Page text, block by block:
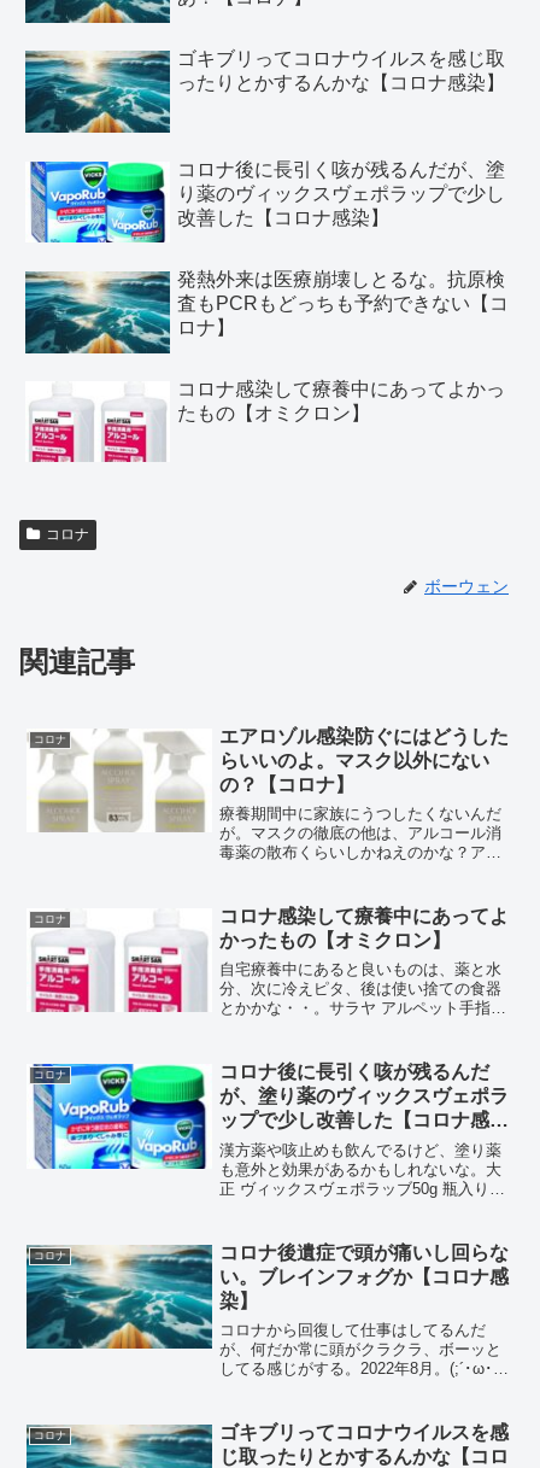
ゴキブリってコロナウイルスを感じ取
ったりとかするんかな【コロナ感染】
コロナ後に長引く咳が残るんだが、塗
り薬のヴィックスヴェポラップで少し
改善した【コロナ感染】
発熱外来は医療崩壊しとるな。抗原検
査もPCRもどっちも予約できない【コ
ロナ】
コロナ感染して療養中にあってよかっ
たもの【オミクロン】
コロナ
ボーウェン
関連記事
コロナ
エアロゾル感染防ぐにはどうした
らいいのよ。マスク以外にない
の？【コロナ】
療養期間中に家族にうつしたくないんだ
が。マスクの徹底の他は、アルコール消
毒薬の散布くらいしかねえのかな？アル
´xωx `) あー喉がいてえ。2022年7月...
コロナ
コロナ感染して療養中にあってよ
かったもの【オミクロン】
自宅療養中にあると良いものは、薬と水
分、次に冷えピタ、後は使い捨ての食器
とかかな・・。サラヤ アルペット手指消
日間待機後、PCRで陰性になって復活...
コロナ
コロナ後に長引く咳が残るんだ
が、塗り薬のヴィックスヴェポラ
ップで少し改善した【コロナ感
染】
漢方薬や咳止めも飲んでるけど、塗り薬
も意外と効果があるかもしれないな。大
正 ヴィックスヴェポラッブ50g 瓶入り
と仕事復帰してから2週間経つけど、ま...
コロナ
コロナ後遺症で頭が痛いし回らな
い。ブレインフォグか【コロナ感
染】
コロナから回復して仕事はしてるんだ
が、何だか常に頭がクラクラ、ボーッと
してる感じがする。2022年8月。(;´･ω･
残ってるんだよね。それは1日経つごとに
回復し...
コロナ
ゴキブリってコロナウイルスを感
じ取ったりとかするんかな【コロ